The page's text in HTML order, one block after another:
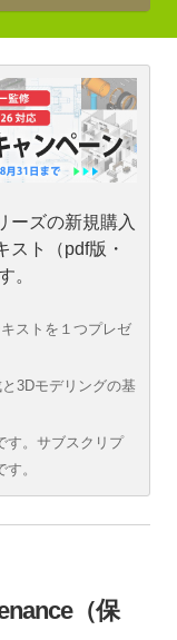
ーズの新規購入
スト（pdf版・
。
ストを１つプレゼ
3Dモデリングの基
す。サブスクリプ
。
（保